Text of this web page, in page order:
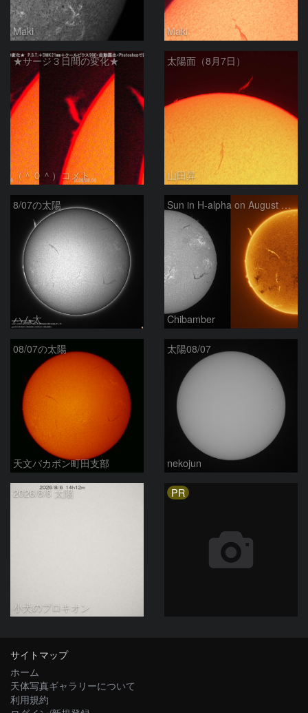
Maki Maki
★サージ３日間の変化★
（＾０＾）コメト
太陽面（8月7日）
山田昇
8/07の太陽
ハム太
Sun in H-alpha on August 7, 2026
Chibamber
08/07の太陽
天文バカボン町田支部
太陽08/07
nekojun
2026/8/6 太陽
小犬のプロキオン
PR
サイトマップ
ホーム
天体写真ギャラリーについて
利用規約